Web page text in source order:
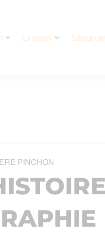
Explorer Séjourner
PINCHON